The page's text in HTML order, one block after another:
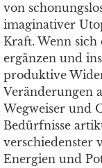
von
imaginativer
Kraft. Wenn sich
ergänzen und
produktive
Veränderungen
Wegweiser und
Bedürfnisse
verschiedenster
Energien und